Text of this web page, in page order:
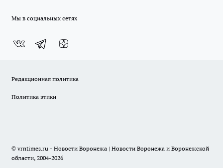
Мы в социальных сетях
Редакционная политика
Политика этики
© vrntimes.ru - Новости Воронежа | Новости Воронежа и Воронежской
области, 2004-2026